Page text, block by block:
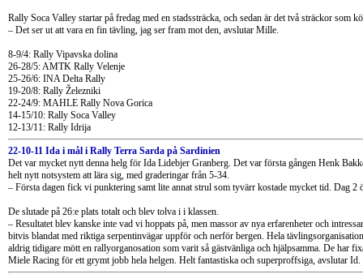
Rally Soca Valley startar på fredag med en stadssträcka, och sedan är det två sträckor som
– Det ser ut att vara en fin tävling, jag ser fram mot den, avslutar Mille.
8-9/4: Rally Vipavska dolina
26-28/5: AMTK Rally Velenje
25-26/6: INA Delta Rally
19-20/8: Rally Železniki
22-24/9: MAHLE Rally Nova Gorica
14-15/10: Rally Soca Valley
12-13/11: Rally Idrija
22-10-11 Ida i mål i Rally Terra Sarda på Sardinien
Det var mycket nytt denna helg för Ida Lidebjer Granberg. Det var första gången Henk
helt nytt notsystem att lära sig, med graderingar från 5-34.
– Första dagen fick vi punktering samt lite annat strul som tyvärr kostade mycket tid. Dag 2
De slutade på 26:e plats totalt och blev tolva i i klassen.
– Resultatet blev kanske inte vad vi hoppats på, men massor av nya erfarenheter och
bitvis blandat med riktiga serpentinvägar uppför och nerför bergen. Hela
aldrig tidigare mött en rallyorganosation som varit så gästvänliga och hjälpsamma. De har
Miele Racing för ett grymt jobb hela helgen. Helt fantastiska och superproffsiga, avslutar Id.